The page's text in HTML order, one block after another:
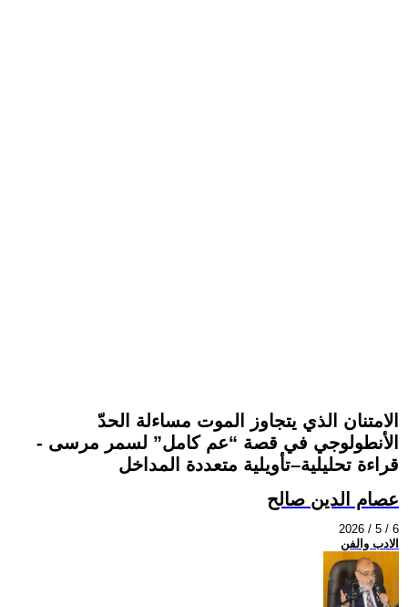
الامتنان الذي يتجاوز الموت مساءلة الحدّ
الأنطولوجي في قصة “عم كامل” لسمر مرسى -
قراءة تحليلية–تأويلية متعددة المداخل
عصام الدين صالح
2026 / 5 / 6
الادب والفن